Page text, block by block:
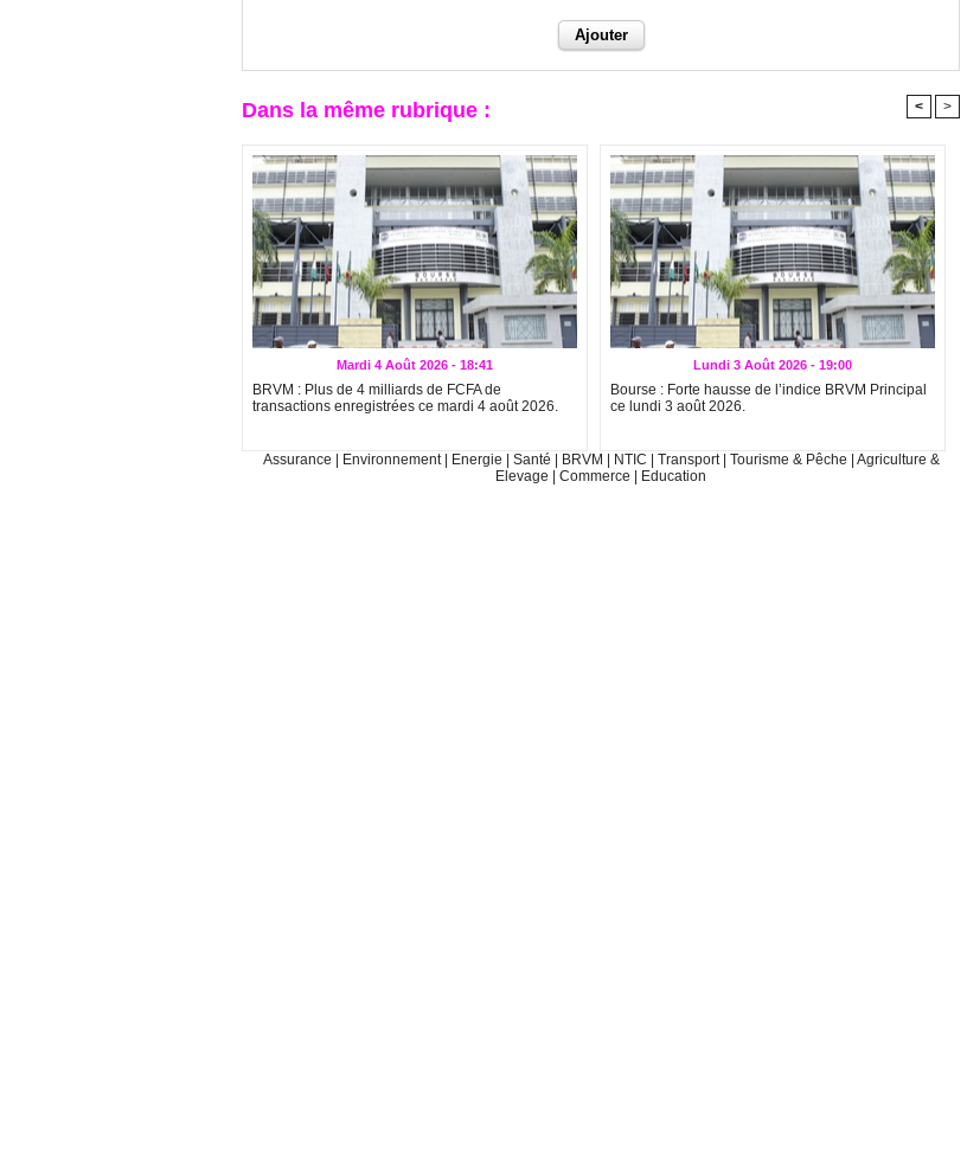
Dans la même rubrique : < >
Mardi 4 Août 2026 - 18:41
BRVM : Plus de 4 milliards de FCFA de
transactions enregistrées ce mardi 4 août 2026.
Lundi 3 Août 2026 - 19:00
Bourse : Forte hausse de l’indice BRVM Principal
ce lundi 3 août 2026.
Assurance Environnement Energie Santé BRVM NTIC Transport Tourisme & Pêche
Agriculture &
Elevage
Commerce Education